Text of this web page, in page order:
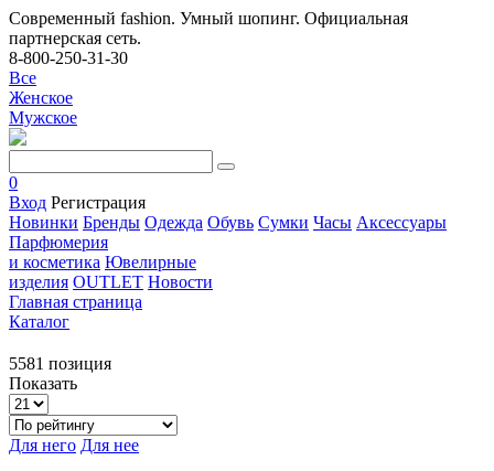
Современный fashion. Умный шопинг. Официальная
партнерская сеть.
8-800-250-31-30
Все
Женское
Мужское
0
Вход Регистрация
Новинки Бренды Одежда Обувь Сумки Часы Аксессуары
Парфюмерия
и косметика Ювелирные
изделия OUTLET Новости
Главная страница
Каталог
5581 позиция
Показать
Для него Для нее